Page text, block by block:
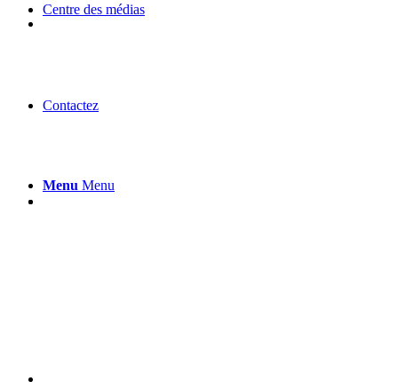
Centre des médias
Contactez
Menu Menu